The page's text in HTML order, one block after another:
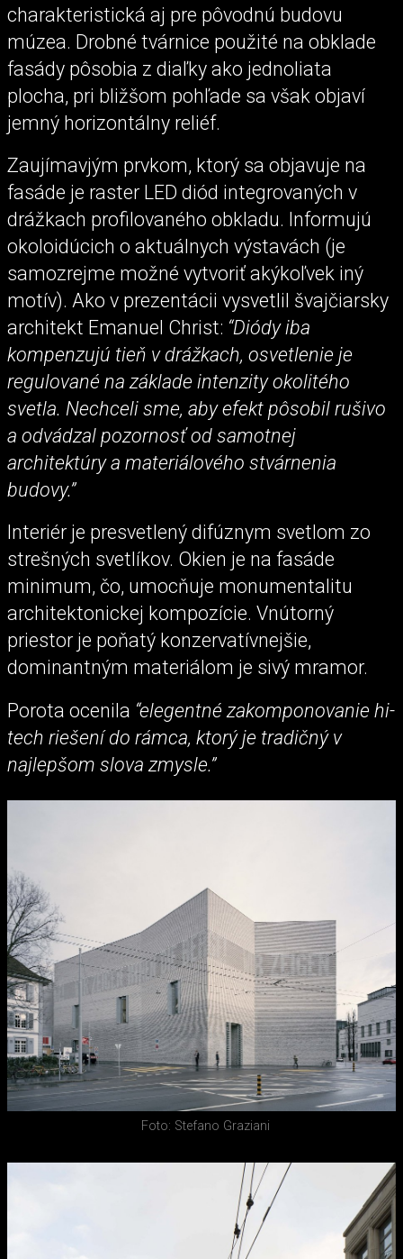
charakteristická aj pre pôvodnú budovu
múzea. Drobné tvárnice použité na obklade
fasády pôsobia z diaľky ako jednoliata
plocha, pri bližšom pohľade sa však objaví
jemný horizontálny reliéf.
Zaujímavjým prvkom, ktorý sa objavuje na
fasáde je raster LED diód integrovaných v
drážkach profilovaného obkladu. Informujú
okoloidúcich o aktuálnych výstavách (je
samozrejme možné vytvoriť akýkoľvek iný
motív). Ako v prezentácii vysvetlil švajčiarsky
architekt Emanuel Christ: “Diódy iba
kompenzujú tieň v drážkach, osvetlenie je
regulované na základe intenzity okolitého
svetla. Nechceli sme, aby efekt pôsobil rušivo
a odvádzal pozornosť od samotnej
architektúry a materiálového stvárnenia
budovy.”
Interiér je presvetlený difúznym svetlom zo
strešných svetlíkov. Okien je na fasáde
minimum, čo, umocňuje monumentalitu
architektonickej kompozície. Vnútorný
priestor je poňatý konzervatívnejšie,
dominantným materiálom je sivý mramor.
Porota ocenila “elegentné zakomponovanie hi-
tech riešení do rámca, ktorý je tradičný v
najlepšom slova zmysle.”
Foto: Stefano Graziani